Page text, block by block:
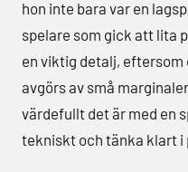
hon inte bara var en
spelare som gick att lita
en viktig detalj,
avgörs av små
värdefullt det är med en
tekniskt och tänka klart i